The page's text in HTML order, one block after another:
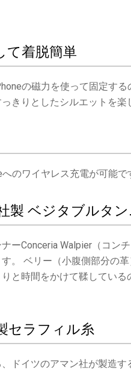
て着脱簡単
の磁力を使って固定する
きりとしたシルエットを楽
のワイヤレス充電が可能で
製 ベジタブルタ
ーConceria Walpier（コン
。 ベリー（小腹側部分の
と時間をかけて鞣してい
セラフィル糸
ドイツのアマン社が製造